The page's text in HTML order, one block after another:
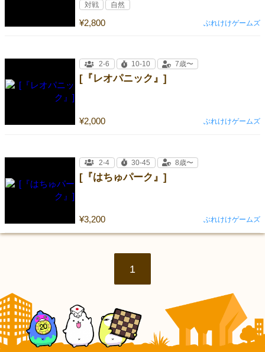
¥2,800
対戦 自然
ぶれけけゲームズ
[『レオパニック』]
¥2,000
2-6 10-10 7歳〜
ぶれけけゲームズ
[『はちゅパーク』]
¥3,200
2-4 30-45 8歳〜
ぶれけけゲームズ
1